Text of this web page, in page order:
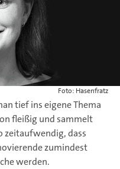
Foto: Hasenfratz
tief ins eigene Thema
fleißig und sammelt
zeitaufwendig, dass
zumindest
werden.